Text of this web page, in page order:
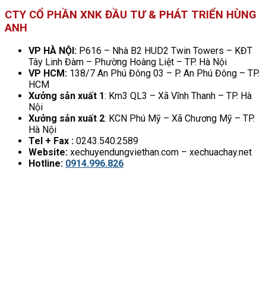
CTY CỔ PHẦN XNK ĐẦU TƯ & PHÁT TRIỂN HÙNG
ANH
VP HÀ NỘI: P616 – Nhà B2 HUD2 Twin Towers – KĐT
Tây Linh Đàm – Phường Hoàng Liệt – TP. Hà Nội
VP HCM: 138/7 An Phú Đông 03 – P. An Phú Đông – TP.
HCM
Xưởng sản xuất 1: Km3 QL3 – Xã Vĩnh Thanh – TP. Hà
Nội
Xưởng sản xuất 2: KCN Phú Mỹ – Xã Chương Mỹ – TP.
Hà Nội
Tel + Fax : 0243.540.2589
Website: xechuyendungviethan.com – xechuachay.net
Hotline: 0914.996.826